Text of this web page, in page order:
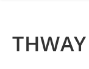
THWAY